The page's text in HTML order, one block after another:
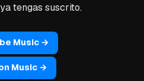
tengas suscrito.
Music →
Music →